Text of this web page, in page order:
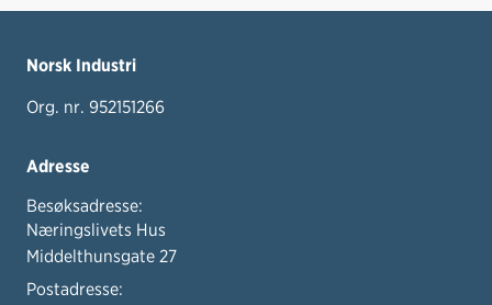
Norsk Industri
Org. nr. 952151266
Adresse
Besøksadresse:
Næringslivets Hus
Middelthunsgate 27
Postadresse: